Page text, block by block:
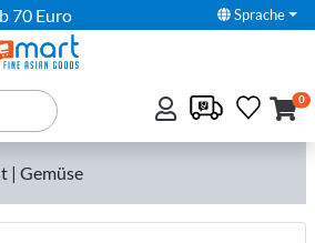
70 Euro Sprache
0
| Gemüse